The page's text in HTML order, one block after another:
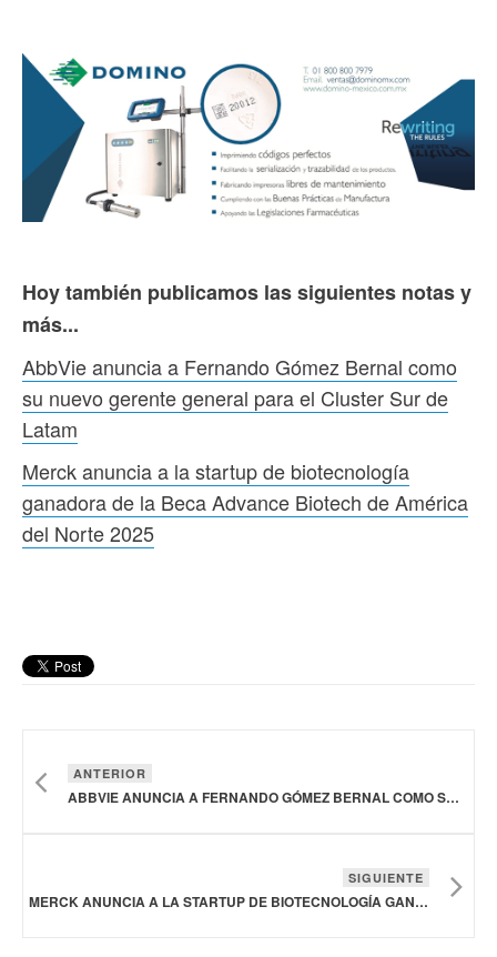
Hoy también publicamos las siguientes notas y
más...
AbbVie anuncia a Fernando Gómez Bernal como
su nuevo gerente general para el Cluster Sur de
Latam
Merck anuncia a la startup de biotecnología
ganadora de la Beca Advance Biotech de América
del Norte 2025
ANTERIOR
ABBVIE ANUNCIA A FERNANDO GÓMEZ BERNAL COMO SU NUEVO GERENTE GENERAL PARA EL CLUSTER SUR DE LATAM
SIGUIENTE
MERCK ANUNCIA A LA STARTUP DE BIOTECNOLOGÍA GANADORA DE LA BECA ADVANCE BIOTECH DE AMÉRICA DEL NORTE 2025